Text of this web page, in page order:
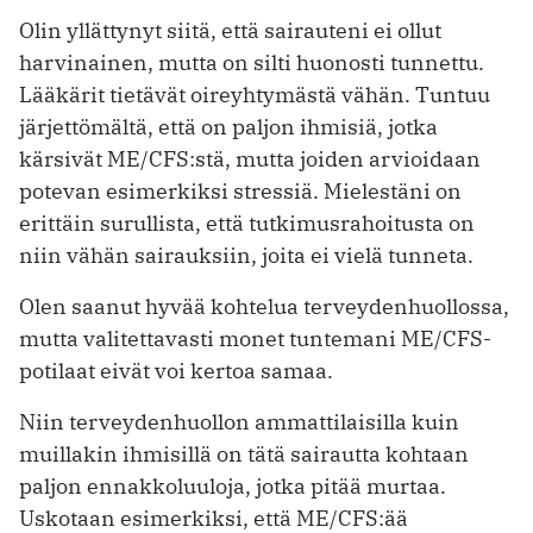
Olin yllättynyt siitä, että sairauteni ei ollut
harvinainen, mutta on silti huonosti tunnettu.
Lääkärit tietävät oireyhtymästä vähän. Tuntuu
järjettömältä, ­että on paljon ihmisiä, jotka
kärsivät ME/CFS:stä, mutta joiden arvioidaan
potevan esimerkiksi stressiä. Mielestäni on
erittäin surullista, että tutkimusrahoitusta on
niin vähän sairauksiin, joita ei vielä tunneta.
Olen saanut hyvää kohtelua terveydenhuollossa,
mutta valitettavasti monet tuntemani ME/CFS-
potilaat eivät voi kertoa samaa.
Niin terveydenhuollon ammattilaisilla kuin
muillakin ihmisillä on tätä sairautta kohtaan
paljon ennakkoluuloja, jotka pitää murtaa.
Uskotaan esimerkiksi, että ME/CFS:ää